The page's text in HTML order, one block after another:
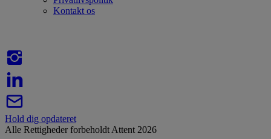
Kontakt os
Hold dig opdateret
Alle Rettigheder forbeholdt Attent 2026